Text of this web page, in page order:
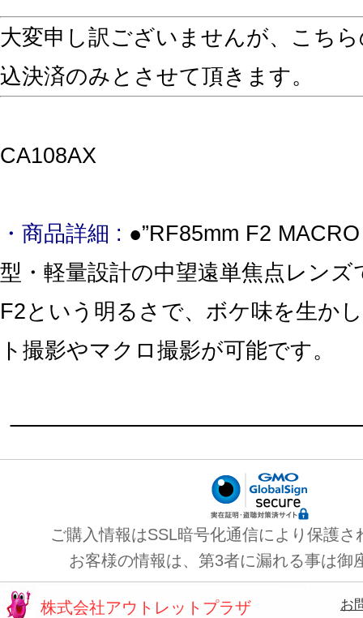
大変申し訳ございませんが、こち
込決済のみとさせて頂きます。
CA108AX
・商品詳細 : ●”RF85mm F2
型・軽量設計の中望遠単焦点レンズ
F2という明るさで、ボケ味を生か
ト撮影やマクロ撮影が可能です。
ご購入情報はSSL暗号化通信により保護さ
お客様の情報は、第3者に漏れる事は御
株式会社アウトレットプラザ お